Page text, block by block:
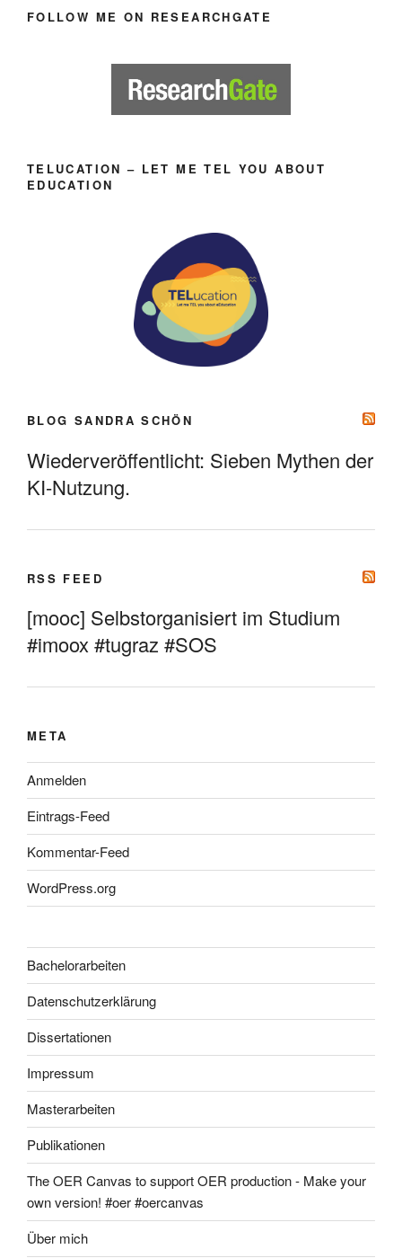
FOLLOW ME ON RESEARCHGATE
TELUCATION – LET ME TEL YOU ABOUT
EDUCATION
BLOG SANDRA SCHÖN
Wiederveröffentlicht: Sieben Mythen der
KI-Nutzung.
RSS FEED
[mooc] Selbstorganisiert im Studium
#imoox #tugraz #SOS
META
Anmelden
Eintrags-Feed
Kommentar-Feed
WordPress.org
Bachelorarbeiten
Datenschutzerklärung
Dissertationen
Impressum
Masterarbeiten
Publikationen
The OER Canvas to support OER production - Make your
own version! #oer #oercanvas
Über mich